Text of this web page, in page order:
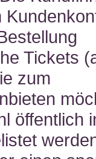
Tickets
zum
öffentlich